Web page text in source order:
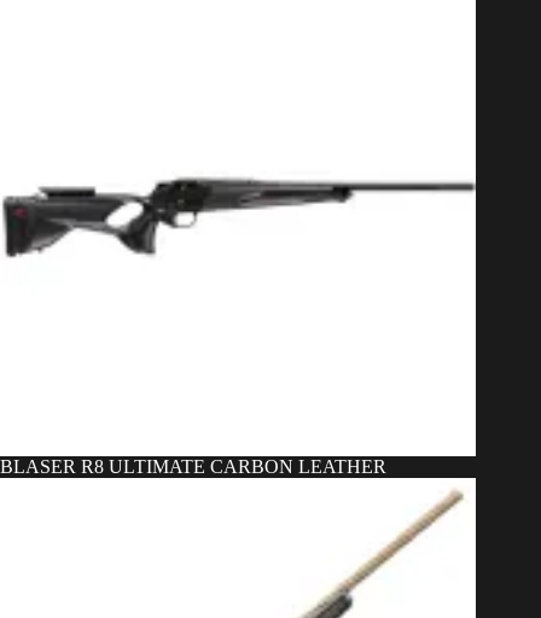
BLASER R8 ULTIMATE CARBON LEATHER